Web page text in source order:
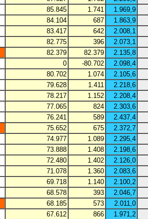
85.845 1.741
1.969,9
84.104 687
1.863,9
83.417 642
2.008,1
82.775 396
2.073,1
82.379 82.379
2.135,8
0 -80.702
2.098,4
80.702 1.074
2.105,6
79.628 1.411
2.218,6
78.217 1.152
2.208,4
77.065 824
2.303,6
76.241 589
2.437,4
75.652 675
2.372,7
74.977 1.089
2.295,4
73.888 1.408
2.198,6
72.480 1.402
2.126,0
71.078 1.360
2.083,6
69.718 1.140
2.100,2
68.578 393
2.046,7
68.185 573
2.011,0
67.612 866
1.971,2